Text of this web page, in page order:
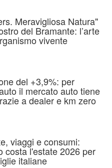
Meravigliosa Natura"
del Bramante: l’arte
vivente
del +3,9%: per
il mercato auto tiene
a dealer e km zero
viaggi e consumi:
costa l'estate 2026 per
italiane